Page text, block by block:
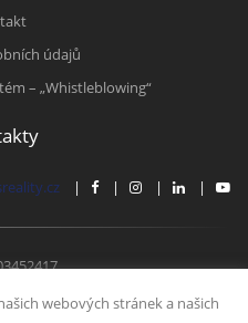
údajů
– „Whistleblowing“
| | | |
webových stránek a našich